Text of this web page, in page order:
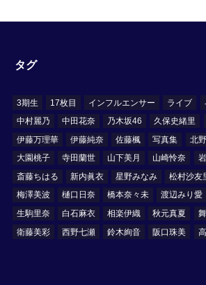
タグ
3期生 17枚目 インフルエンサー ライブ
中村麗乃
中田花奈 乃木坂46 久保史緒里
伊藤万理華
伊藤純奈 佐藤楓 写真集 北
大園桃子
寺田蘭世 山下美月 山崎怜奈
斎藤ちはる
新内眞衣 星野みなみ 松村沙友
梅澤美波
樋口日奈 橋本奈々未 渡辺みり愛
生駒里奈
白石麻衣 相楽伊織 秋元真夏
衛藤美彩
西野七瀬 鈴木絢音 阪口珠美